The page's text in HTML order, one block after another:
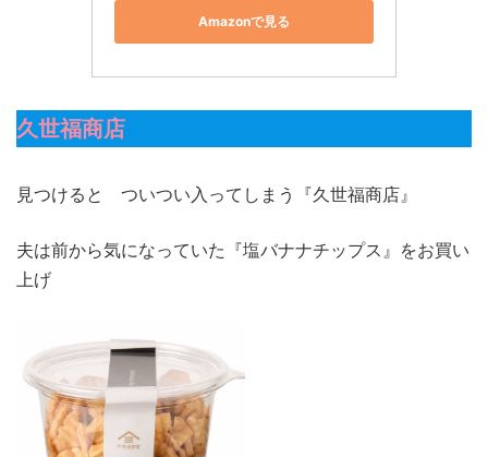
Amazonで見る
久世福商店
見つけると ついつい入ってしまう『久世福商店』
夫は前から気になっていた『塩バナナチップス』をお買い
上げ